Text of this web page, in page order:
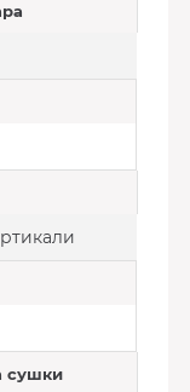
сушки